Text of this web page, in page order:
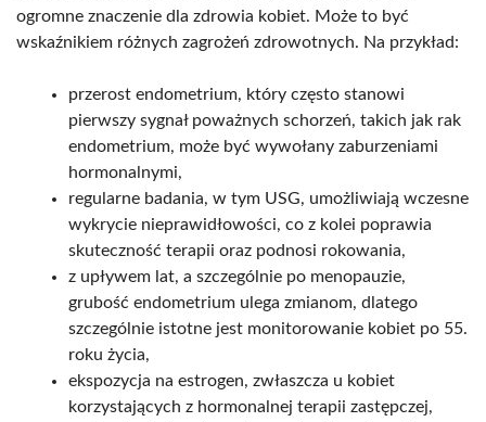
ogromne znaczenie dla zdrowia kobiet. Może to być
wskaźnikiem różnych zagrożeń zdrowotnych. Na przykład:
przerost endometrium, który często stanowi
pierwszy sygnał poważnych schorzeń, takich jak rak
endometrium, może być wywołany zaburzeniami
hormonalnymi,
regularne badania, w tym USG, umożliwiają wczesne
wykrycie nieprawidłowości, co z kolei poprawia
skuteczność terapii oraz podnosi rokowania,
z upływem lat, a szczególnie po menopauzie,
grubość endometrium ulega zmianom, dlatego
szczególnie istotne jest monitorowanie kobiet po 55.
roku życia,
ekspozycja na estrogen, zwłaszcza u kobiet
korzystających z hormonalnej terapii zastępczej,